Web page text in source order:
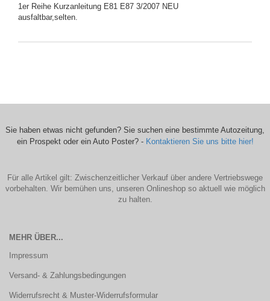
1er Reihe Kurzanleitung E81 E87 3/2007 NEU
ausfaltbar,selten.
Sie haben etwas nicht gefunden? Sie suchen eine bestimmte Autozeitung,
ein Prospekt oder ein Auto Poster? - Kontaktieren Sie uns bitte hier!
Für alle Artikel gilt: Zwischenzeitlicher Verkauf über andere Vertriebswege
vorbehalten. Wir bemühen uns, unseren Onlineshop so aktuell wie möglich
zu halten.
MEHR ÜBER...
Impressum
Versand- & Zahlungsbedingungen
Widerrufsrecht & Muster-Widerrufsformular